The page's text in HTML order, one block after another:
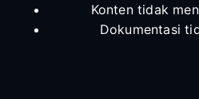
Konten tidak
Dokumentasi